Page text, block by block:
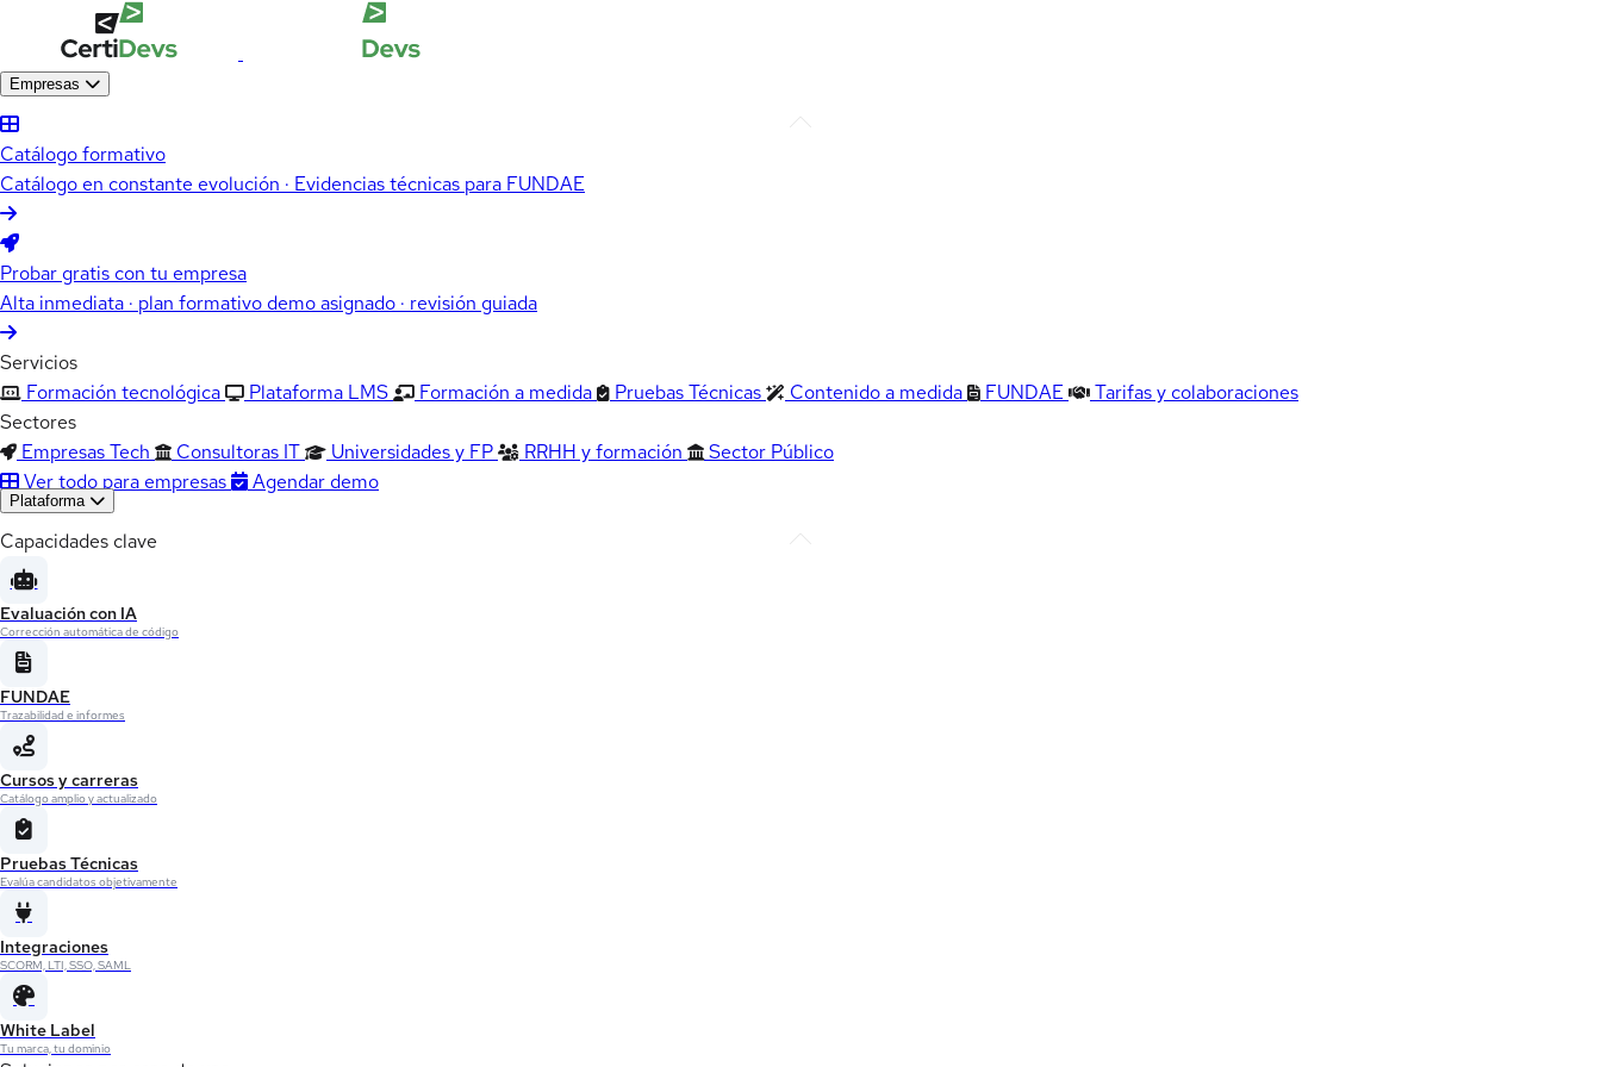
Empresas
Catálogo formativo
Catálogo en constante evolución · Evidencias técnicas para FUNDAE
Probar gratis con tu empresa
Alta inmediata · plan formativo demo asignado · revisión guiada
Servicios
Formación tecnológica
Plataforma LMS Formación a medida Pruebas Técnicas Contenido a medida FUNDAE
Tarifas y colaboraciones
Sectores
Empresas Tech
Consultoras IT Universidades y FP RRHH y formación
Sector Público
Ver todo para empresas
Agendar demo
Plataforma
Capacidades clave
Evaluación con IA
Corrección automática de código
FUNDAE
Trazabilidad e informes
Cursos y carreras
Catálogo amplio y actualizado
Pruebas Técnicas
Evalúa candidatos objetivamente
Integraciones
SCORM, LTI, SSO, SAML
White Label
Tu marca, tu dominio